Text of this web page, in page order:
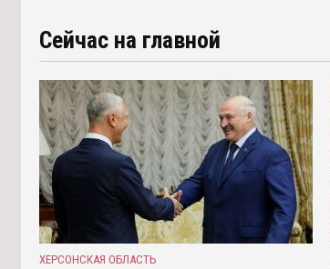
Сейчас на главной
ХЕРСОНСКАЯ ОБЛАСТЬ